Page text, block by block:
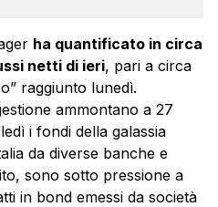
ha quantificato in circa
netti di ieri, pari a circa
raggiunto lunedì.
ammontano a 27
i fondi della galassia
da diverse banche e
sono sotto pressione a
in bond emessi da società